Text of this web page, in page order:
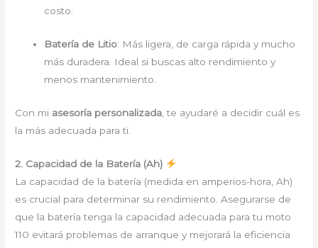
costo.
Batería de Litio: Más ligera, de carga rápida y mucho
más duradera. Ideal si buscas alto rendimiento y
menos mantenimiento.
Con mi asesoría personalizada , te ayudaré a decidir cuál es
la más adecuada para ti.
2. Capacidad de la Batería (Ah)
La capacidad de la batería (medida en amperios-hora, Ah)
es crucial para determinar su rendimiento. Asegurarse de
que la batería tenga la capacidad adecuada para tu moto
110 evitará problemas de arranque y mejorará la eficiencia